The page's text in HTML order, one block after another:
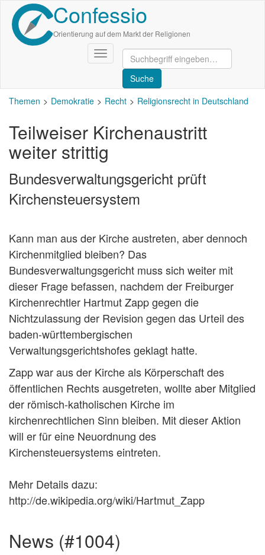
Direkt
zum
Inhalt
Confessio
Orientierung auf dem Markt der Religionen
Navigation
aktivieren/deaktivieren
Themen Demokratie Recht Religionsrecht in Deutschland
Teilweiser Kirchenaustritt
weiter strittig
Bundesverwaltungsgericht prüft
Kirchensteuersystem
Kann man aus der Kirche austreten, aber dennoch
Kirchenmitglied bleiben? Das
Bundesverwaltungsgericht muss sich weiter mit
dieser Frage befassen, nachdem der Freiburger
Kirchenrechtler Hartmut Zapp gegen die
Nichtzulassung der Revision gegen das Urteil des
baden-württembergischen
Verwaltungsgerichtshofes geklagt hatte.
Zapp war aus der Kirche als Körperschaft des
öffentlichen Rechts ausgetreten, wollte aber Mitglied
der römisch-katholischen Kirche im
kirchenrechtlichen Sinn bleiben. Mit dieser Aktion
will er für eine Neuordnung des
Kirchensteuersystems eintreten.
Mehr Details dazu:
http://de.wikipedia.org/wiki/Hartmut_Zapp
news (#1004)